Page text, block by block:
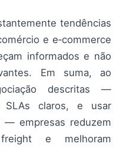
tendências
e e‑commerce
informados e não
Em suma, ao
descritas —
SLAs claros, e usar
— empresas reduzem
e melhoram